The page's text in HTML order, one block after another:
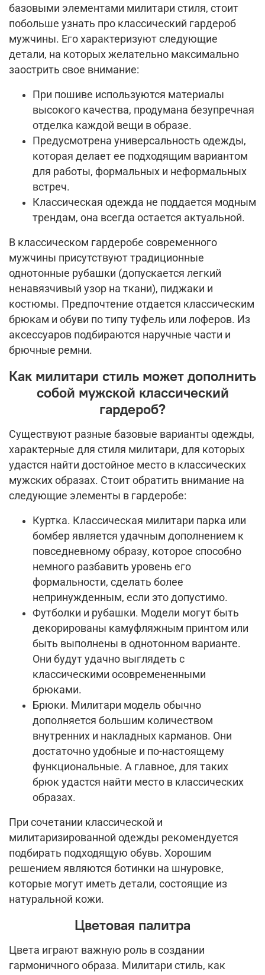
базовыми элементами милитари стиля, стоит
побольше узнать про классический гардероб
мужчины. Его характеризуют следующие
детали, на которых желательно максимально
заострить свое внимание:
При пошиве используются материалы
высокого качества, продумана безупречная
отделка каждой вещи в образе.
Предусмотрена универсальность одежды,
которая делает ее подходящим вариантом
для работы, формальных и неформальных
встреч.
Классическая одежда не поддается модным
трендам, она всегда остается актуальной.
В классическом гардеробе современного
мужчины присутствуют традиционные
однотонные рубашки (допускается легкий
ненавязчивый узор на ткани), пиджаки и
костюмы. Предпочтение отдается классическим
брюкам и обуви по типу туфель или лоферов. Из
аксессуаров подбираются наручные части и
брючные ремни.
Как милитари стиль может дополнить
собой мужской классический
гардероб?
Существуют разные базовые варианты одежды,
характерные для стиля милитари, для которых
удастся найти достойное место в классических
мужских образах. Стоит обратить внимание на
следующие элементы в гардеробе:
Куртка. Классическая милитари парка или
бомбер является удачным дополнением к
повседневному образу, которое способно
немного разбавить уровень его
формальности, сделать более
непринужденным, если это допустимо.
Футболки и рубашки. Модели могут быть
декорированы камуфляжным принтом или
быть выполнены в однотонном варианте.
Они будут удачно выглядеть с
классическими осовремененными
брюками.
Брюки. Милитари модель обычно
дополняется большим количеством
внутренних и накладных карманов. Они
достаточно удобные и по-настоящему
функциональные. А главное, для таких
брюк удастся найти место в классических
образах.
При сочетании классической и
милитаризированной одежды рекомендуется
подбирать подходящую обувь. Хорошим
решением являются ботинки на шнуровке,
которые могут иметь детали, состоящие из
натуральной кожи.
Цветовая палитра
Цвета играют важную роль в создании
гармоничного образа. Милитари стиль, как